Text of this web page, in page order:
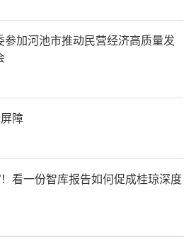
参加河池市推动民营经济高质量发
障
看一份智库报告如何促成桂琼深度